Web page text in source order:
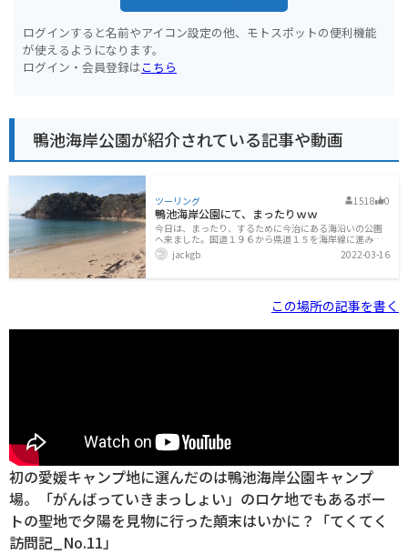
ログインすると名前やアイコン設定の他、モトスポットの便利機能
が使えるようになります。
ログイン・会員登録はこちら
鴨池海岸公園が紹介されている記事や動画
ツーリング 1518 0
鴨池海岸公園にて、まったりｗｗ
今日は、まったり、するために今治にある海沿いの公園
へ来ました。国道１９６から県道１５を海岸線に進みま
す。途中にコンビニもあるので飲み物とおやつをGETし
てｗｗ。ここは砂浜に面した広い芝の公園です。バイク
ていたので、近くまで持ってきました。）広々とした広
りしてます。綺麗なトイレとシャワー設備があります。調
理場みたいな設備はありませんので、調理は自分のテン
jackgb 2022-03-16
この場所の記事を書く
初の愛媛キャンプ地に選んだのは鴨池海岸公園キャンプ
場。「がんばっていきまっしょい」のロケ地でもあるボー
トの聖地で夕陽を見物に行った顛末はいかに？「てくてく
訪問記_No.11」